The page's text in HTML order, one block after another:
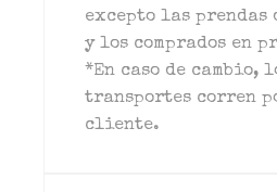
excepto las prendas
y los comprados en
*En caso de cambio,
transportes corren
cliente.